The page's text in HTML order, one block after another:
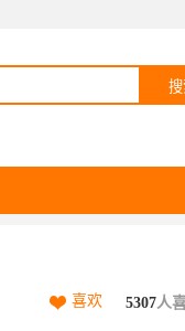
喜欢 5307人